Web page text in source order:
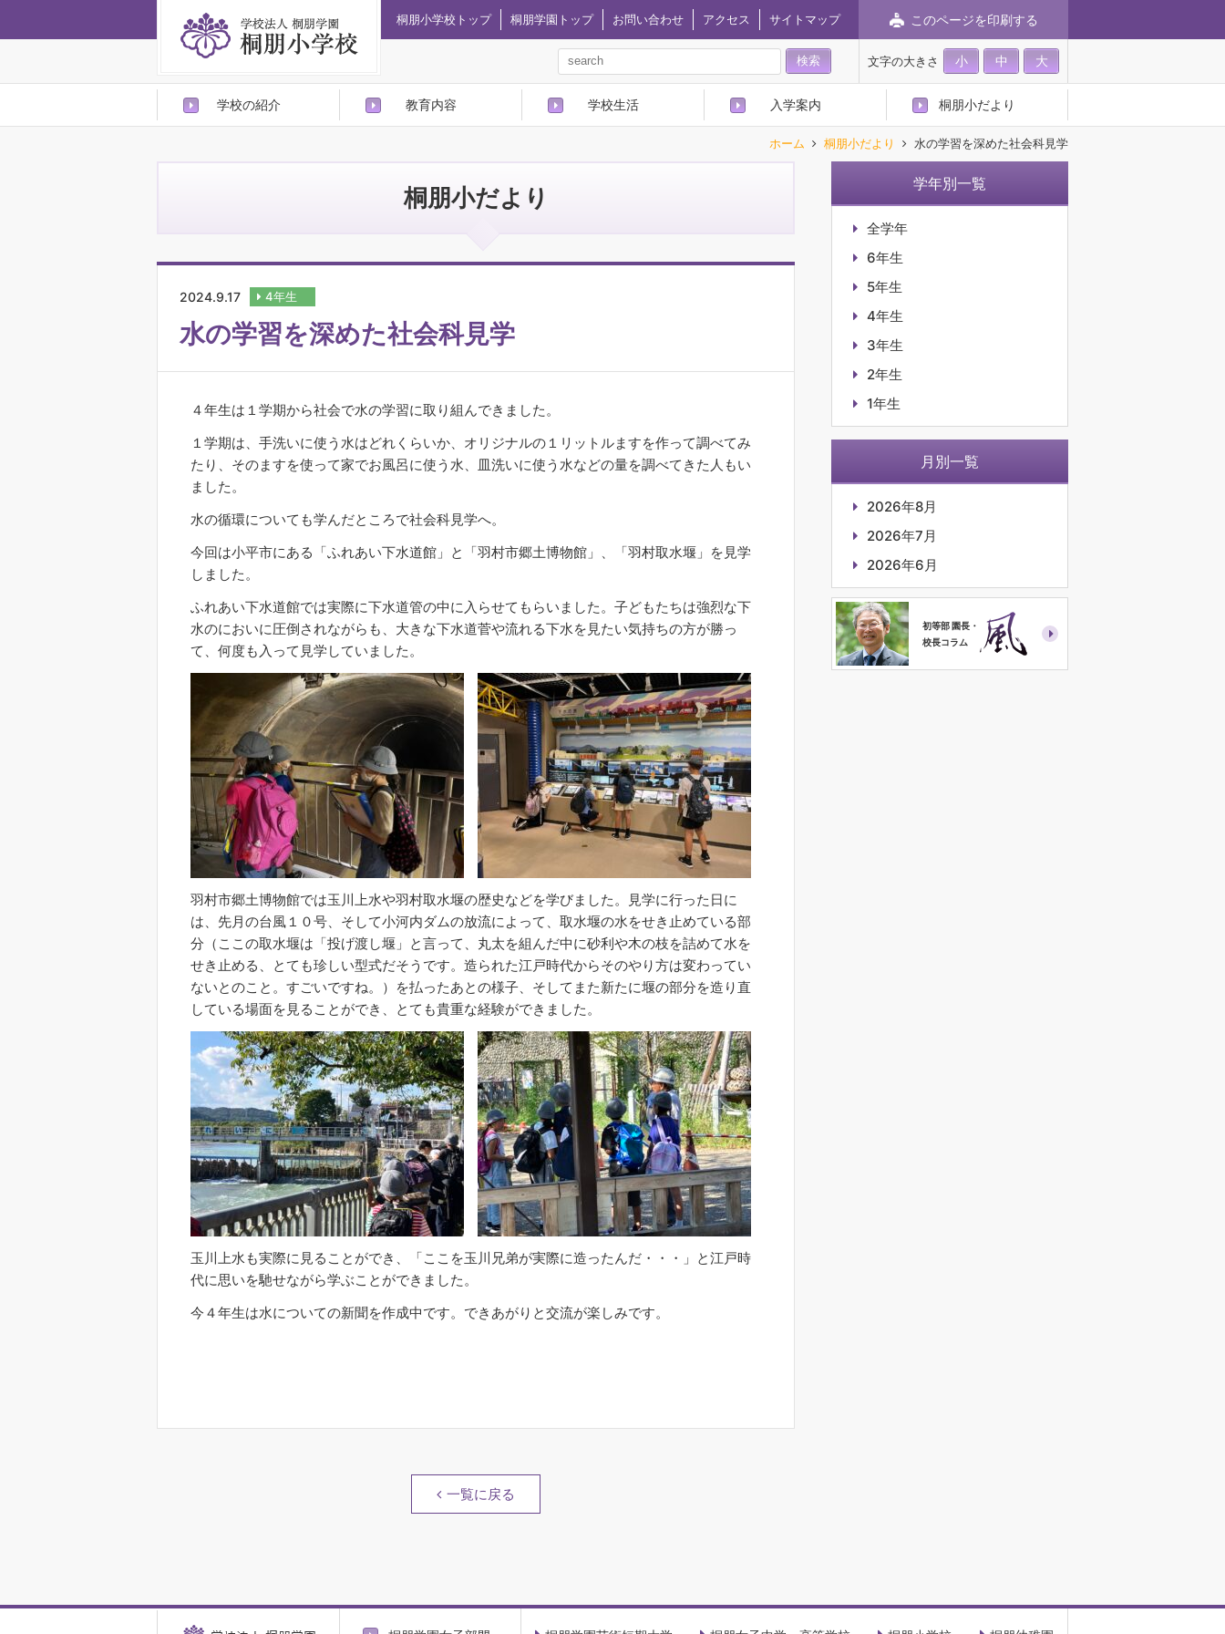
桐朋小学校トップ 桐朋学園トップ お問い合わせ アクセス サイトマップ このページを印刷する
文字の大きさ 小 中 大
学校の紹介 教育内容 学校生活 入学案内 桐朋小だより
ホーム 桐朋小だより 水の学習を深めた社会科見学
桐朋小だより
2024.9.17 4年生
水の学習を深めた社会科見学
４年生は１学期から社会で水の学習に取り組んできました。
１学期は、手洗いに使う水はどれくらいか、オリジナルの１リットルますを作って調べてみ
たり、そのますを使って家でお風呂に使う水、皿洗いに使う水などの量を調べてきた人もい
ました。
水の循環についても学んだところで社会科見学へ。
今回は小平市にある「ふれあい下水道館」と「羽村市郷土博物館」、「羽村取水堰」を見学
しました。
ふれあい下水道館では実際に下水道管の中に入らせてもらいました。子どもたちは強烈な下
水のにおいに圧倒されながらも、大きな下水道菅や流れる下水を見たい気持ちの方が勝っ
て、何度も入って見学していました。
羽村市郷土博物館では玉川上水や羽村取水堰の歴史などを学びました。見学に行った日に
は、先月の台風１０号、そして小河内ダムの放流によって、取水堰の水をせき止めている部
分（ここの取水堰は「投げ渡し堰」と言って、丸太を組んだ中に砂利や木の枝を詰めて水を
せき止める、とても珍しい型式だそうです。造られた江戸時代からそのやり方は変わってい
ないとのこと。すごいですね。）を払ったあとの様子、そしてまた新たに堰の部分を造り直
している場面を見ることができ、とても貴重な経験ができました。
玉川上水も実際に見ることができ、「ここを玉川兄弟が実際に造ったんだ・・・」と江戸時
代に思いを馳せながら学ぶことができました。
今４年生は水についての新聞を作成中です。できあがりと交流が楽しみです。
一覧に戻る
学年別一覧
全学年
6年生
5年生
4年生
3年生
2年生
1年生
月別一覧
2026年8月
2026年7月
2026年6月
初等部 園長・
校長コラム